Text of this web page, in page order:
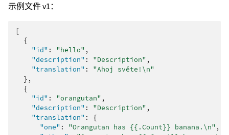
示例文件 v1：
[
{
"id" : "hello" ,
"description" : "Description" ,
"translation" :
"Ahoj světe!\n"
},
{
"id" : "orangutan" ,
"description" : "Description" ,
"translation" :
{
"one" : "Orangutan has {{.Count}} banana.\n" ,